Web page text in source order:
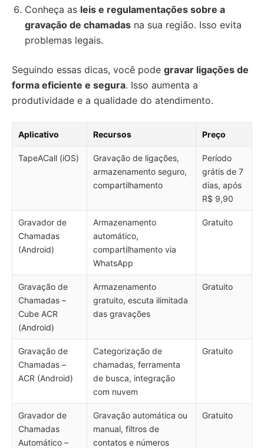
Conheça as leis e regulamentações sobre a
gravação de chamadas na sua região. Isso evita
problemas legais.
Seguindo essas dicas, você pode gravar ligações de
forma eficiente e segura. Isso aumenta a
produtividade e a qualidade do atendimento.
Aplicativo Recursos Preço
TapeACall (iOS)
Gravação de ligações,
armazenamento seguro,
compartilhamento
Período
grátis de 7
dias, após
R$ 9,90
Gravador de
Chamadas
(Android)
Armazenamento
automático,
compartilhamento via
WhatsApp
Gratuito
Gravação de
Chamadas –
Cube ACR
(Android)
Armazenamento
gratuito, escuta ilimitada
das gravações
Gratuito
Gravação de
Chamadas –
ACR (Android)
Categorização de
chamadas, ferramenta
de busca, integração
com nuvem
Gratuito
Gravador de
Chamadas
Automático –
Gravação automática ou
manual, filtros de
contatos e números
Gratuito